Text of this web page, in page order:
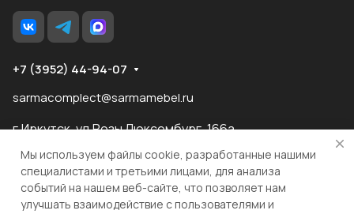
+7 (3952) 44-94-07
sarmacomplect@sarmamebel.ru
г.Иркутск, ул.Розы Люксембург, 166а
разработка
и продвижение сайта
Мы используем файлы cookie, разработанные нашими
специалистами и третьими лицами, для анализа
событий на нашем веб-сайте, что позволяет нам
улучшать взаимодействие с пользователями и